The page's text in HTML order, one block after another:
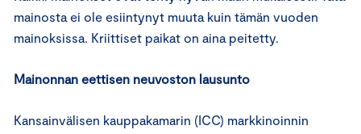
mainosta ei ole esiintynyt muuta kuin tämän vuoden
mainoksissa. Kriittiset paikat on aina peitetty.
Mainonnan eettisen neuvoston lausunto
Kansainvälisen kauppakamarin (ICC) markkinoinnin